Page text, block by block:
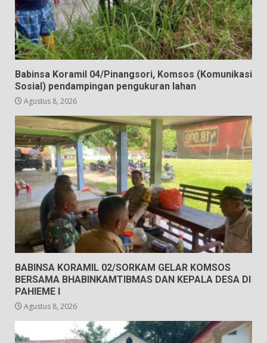
Babinsa Koramil 04/Pinangsori, Komsos (Komunikasi
Sosial) pendampingan pengukuran lahan
Agustus 8, 2026
BABINSA KORAMIL 02/SORKAM GELAR KOMSOS
BERSAMA BHABINKAMTIBMAS DAN KEPALA DESA DI
PAHIEME I
Agustus 8, 2026